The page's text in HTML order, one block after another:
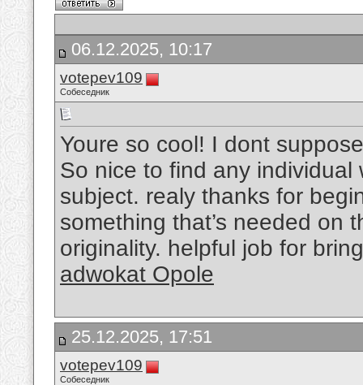
06.12.2025, 10:17
votepev109
Собеседник
Youre so cool! I dont
So nice to find any
subject. realy thanks for
something that’s needed on
originality. helpful job for
adwokat Opole
25.12.2025, 17:51
votepev109
Собеседник